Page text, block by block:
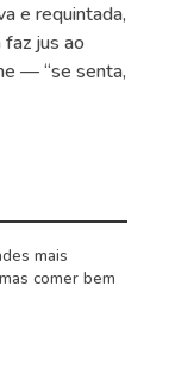
e requintada,
jus ao
— “se senta,
mais
comer bem